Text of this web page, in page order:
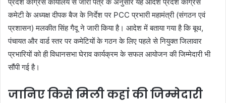
कमेटी के अध्यक्ष दीपक बैज के निर्देश पर PCC प्रभारी महामंत्री (संगठन एवं
प्रशासन) मलकीत सिंह गैदू ने जारी किया है। आदेश में बताया गया है कि बूथ,
पंचायत और वार्ड स्तर पर कमेटियों के गठन के लिए पहले से नियुक्त जिलावार
प्रभारियों को ही विधानसभा घेराव कार्यक्रम के सफल आयोजन की जिम्मेदारी भी
सौंपी गई है।
जानिए किसे मिली कहां की जिम्मेदारी